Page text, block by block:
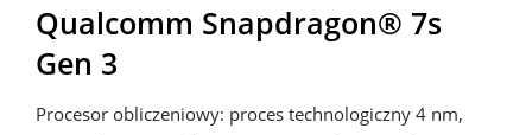
Qualcomm Snapdragon® 7s
Gen 3
Procesor obliczeniowy: proces technologiczny 4 nm,